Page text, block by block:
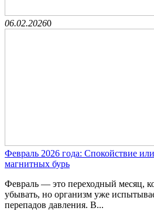
06.02.20260
Февраль 2026 года: Спокойствие
магнитных бурь
Февраль — это переходный месяц,
убывать, но организм уже
перепадов давления. В...